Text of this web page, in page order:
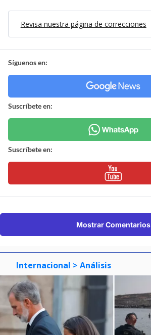
Revisa nuestra página de correcciones
Síguenos en:
Suscríbete en:
Suscríbete en:
Mostrar Comentarios
Internacional > Análisis